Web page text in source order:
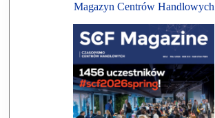
Magazyn Centrów Handlowych